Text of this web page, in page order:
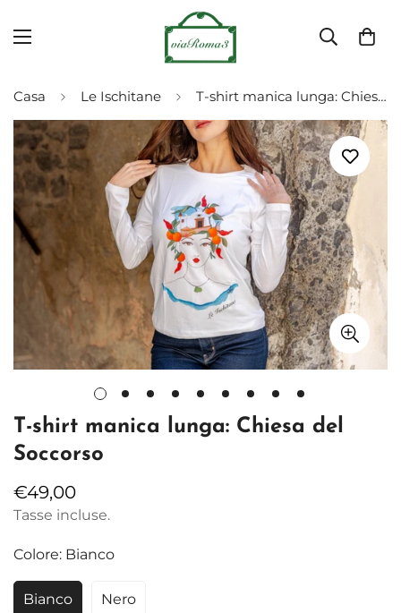
Casa Le Ischitane T-shirt manica lunga: Chiesa del Soccorso
T-shirt manica lunga: Chiesa del
Soccorso
Prezzo
regolare
€49,00
Tasse incluse.
Colore: Bianco
Bianco Nero